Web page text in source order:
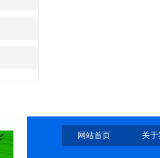
网站首页 关